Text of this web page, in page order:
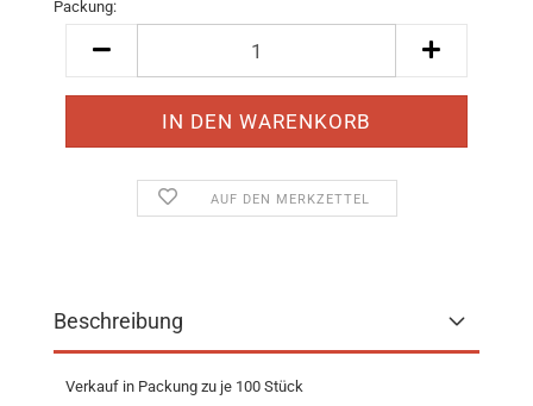
Packung:
AUF DEN MERKZETTEL
Beschreibung
Verkauf in Packung zu je 100 Stück